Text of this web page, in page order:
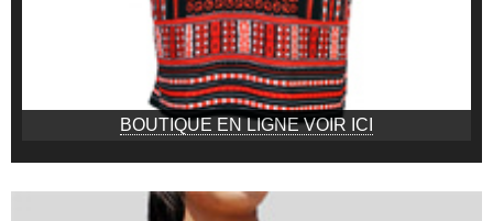
BOUTIQUE EN LIGNE VOIR ICI